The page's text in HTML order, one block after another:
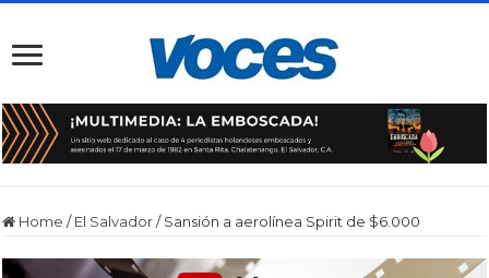
Home / El Salvador / Sansión a aerolínea Spirit de $6.000